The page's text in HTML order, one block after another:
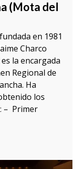
(Mota del
en 1981
Charco
la encargada
Regional de
Ha
los
– Primer